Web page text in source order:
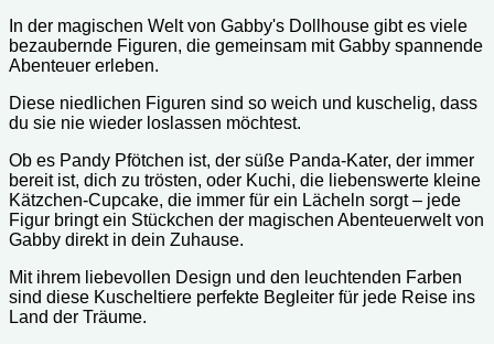
In der magischen Welt von Gabby's Dollhouse gibt es viele
bezaubernde Figuren, die gemeinsam mit Gabby spannende
Abenteuer erleben.
Diese niedlichen Figuren sind so weich und kuschelig, dass
du sie nie wieder loslassen möchtest.
Ob es Pandy Pfötchen ist, der süße Panda-Kater, der immer
bereit ist, dich zu trösten, oder Kuchi, die liebenswerte kleine
Kätzchen-Cupcake, die immer für ein Lächeln sorgt – jede
Figur bringt ein Stückchen der magischen Abenteuerwelt von
Gabby direkt in dein Zuhause.
Mit ihrem liebevollen Design und den leuchtenden Farben
sind diese Kuscheltiere perfekte Begleiter für jede Reise ins
Land der Träume.